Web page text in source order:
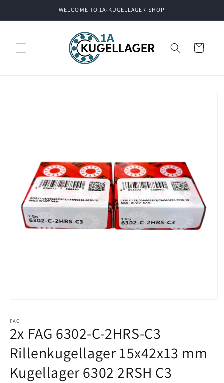
WELCOME TO 1A-KUGELLAGER SHOP
Cart
FAG
2x FAG 6302-C-2HRS-C3
Rillenkugellager 15x42x13 mm
Kugellager 6302 2RSH C3